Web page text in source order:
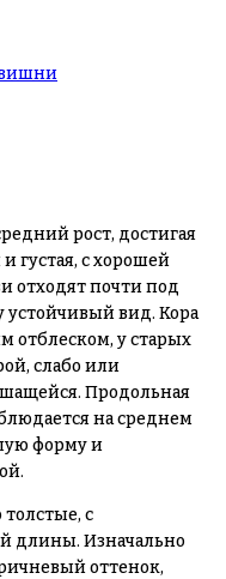
рост, достигая
густая, с хорошей
отходят почти под
устойчивый вид. Кора
отблеском, у старых
слабо или
Продольная
на среднем
форму и
с
длины. Изначально
оттенок,